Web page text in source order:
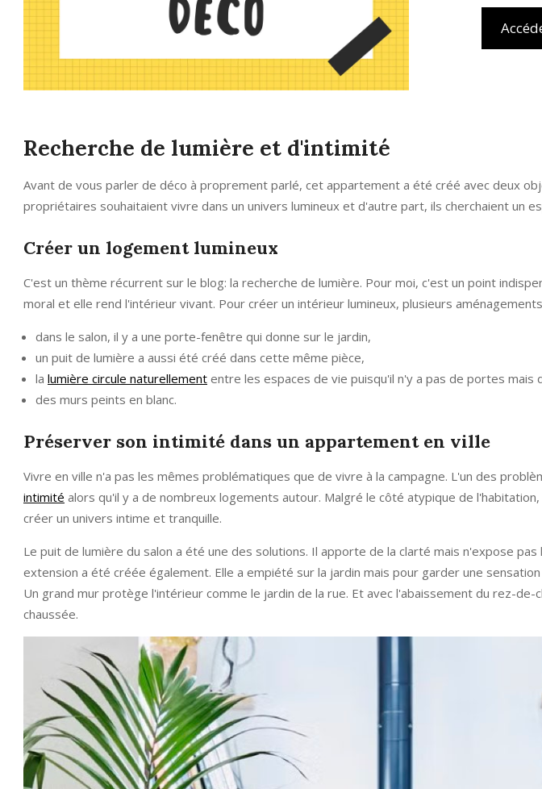
Recherche de lumière et d'intimité
Avant de vous parler de déco à proprement parlé, cet appartement a été créé avec deux
propriétaires souhaitaient vivre dans un univers lumineux et d'autre part, ils cherchaient un
Créer un logement lumineux
C'est un thème récurrent sur le blog: la recherche de lumière. Pour moi, c'est un point
moral et elle rend l'intérieur vivant. Pour créer un intérieur lumineux, plusieurs
dans le salon, il y a une porte-fenêtre qui donne sur le jardin,
un puit de lumière a aussi été créé dans cette même pièce,
la lumière circule naturellement entre les espaces de vie puisqu'il n'y a pas de portes mais
des murs peints en blanc.
Préserver son intimité dans un appartement en ville
Vivre en ville n'a pas les mêmes problématiques que de vivre à la campagne. L'un des
intimité alors qu'il y a de nombreux logements autour. Malgré le côté atypique de
créer un univers intime et tranquille.
Le puit de lumière du salon a été une des solutions. Il apporte de la clarté mais n'expose
extension a été créée également. Elle a empiété sur la jardin mais pour garder une
Un grand mur protège l'intérieur comme le jardin de la rue. Et avec l'abaissement du rez-
chaussée.